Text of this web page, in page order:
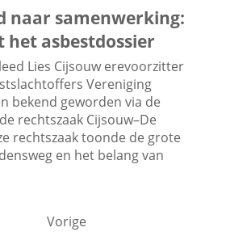
naar samenwerking:
het asbestdossier
Lies Cijsouw erevoorzitter
Vereniging
bekend geworden via de
rechtszaak Cijsouw–De
rechtszaak toonde de grote
en het belang van
Vorige